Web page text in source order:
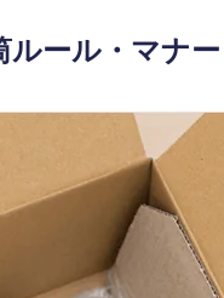
ルール・マナー